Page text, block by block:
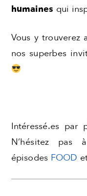
humaines qui
Vous y trouverez
nos superbes
Intéressé.es
N’hésitez pas
épisodes FOOD